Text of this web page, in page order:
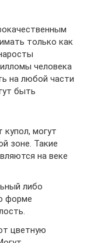
только как
человека
на любой части
быть
могут
зоне. Такие
на веке
либо
форме
цветную